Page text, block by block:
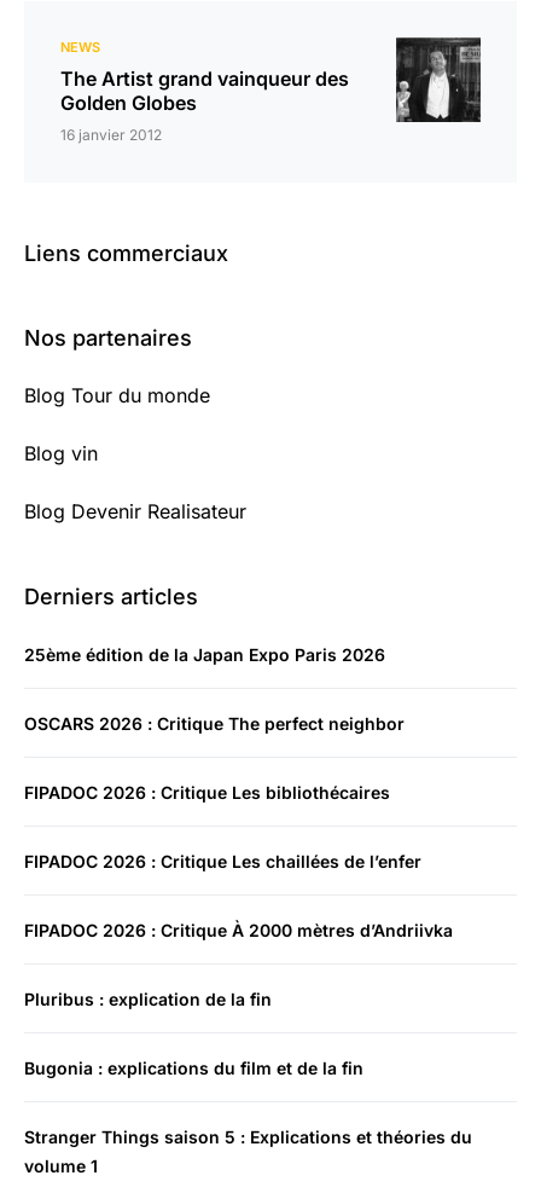
NEWS
The Artist grand vainqueur des
Golden Globes
16 janvier 2012
Liens commerciaux
Nos partenaires
Blog Tour du monde
Blog vin
Blog Devenir Realisateur
Derniers articles
25ème édition de la Japan Expo Paris 2026
OSCARS 2026 : Critique The perfect neighbor
FIPADOC 2026 : Critique Les bibliothécaires
FIPADOC 2026 : Critique Les chaillées de l’enfer
FIPADOC 2026 : Critique À 2000 mètres d’Andriivka
Pluribus : explication de la fin
Bugonia : explications du film et de la fin
Stranger Things saison 5 : Explications et théories du
volume 1